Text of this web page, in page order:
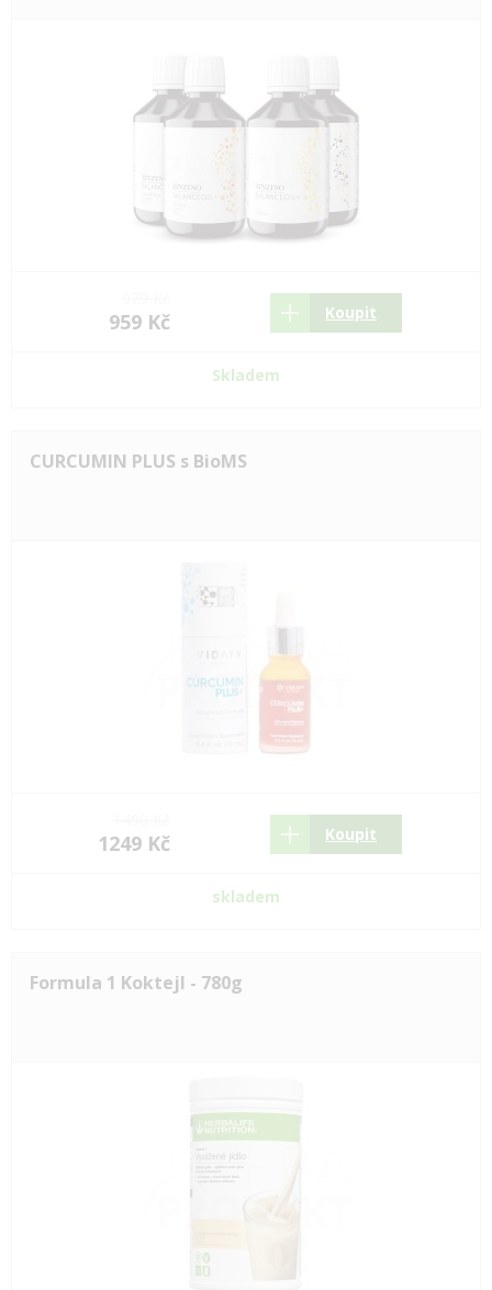
959 Kč Koupit
Skladem
CURCUMIN PLUS s BioMS
1249 Kč Koupit
skladem
Formula 1 Koktejl - 780g